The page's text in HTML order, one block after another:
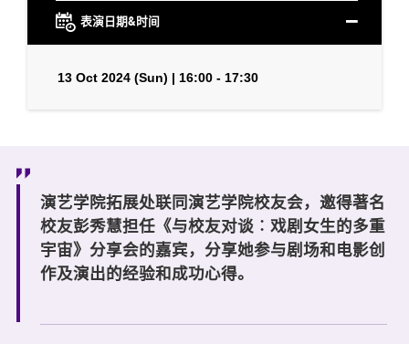
表演日期&时间
13 Oct 2024 (Sun) | 16:00 - 17:30
演艺学院拓展处联同演艺学院校友会，邀得著名
校友彭秀慧担任《与校友对谈︰戏剧女生的多重
宇宙》分享会的嘉宾，分享她参与剧场和电影创
作及演出的经验和成功心得。